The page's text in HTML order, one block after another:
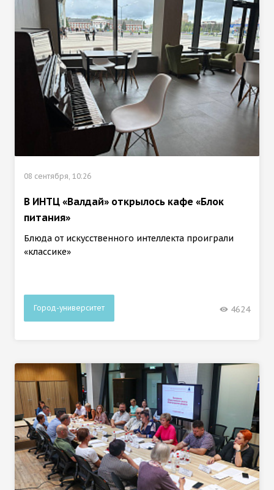
08 сентября, 10:26
В ИНТЦ «Валдай» открылось кафе «Блок
питания»
Блюда от искусственного интеллекта проиграли
«классике»
Город-университет 4624